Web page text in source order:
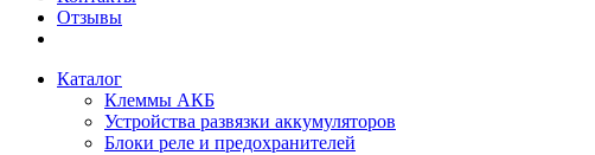
Отзывы
Каталог
Клеммы АКБ
Устройства развязки аккумуляторов
Блоки реле и предохранителей